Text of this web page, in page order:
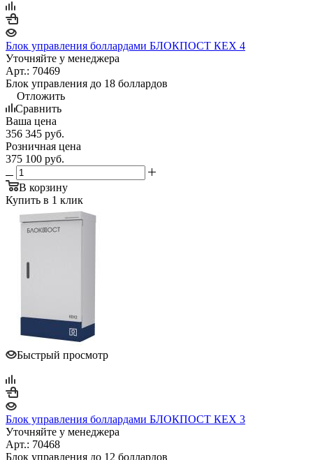
Блок управления боллардами БЛОКПОСТ КЕХ 4
Уточняйте у менеджера
Арт.: 70469
Блок управления до 18 боллардов
Отложить
Сравнить
Ваша цена
356 345 руб.
Розничная цена
375 100 руб.
В корзину
Купить в 1 клик
Быстрый просмотр
Блок управления боллардами БЛОКПОСТ КЕХ 3
Уточняйте у менеджера
Арт.: 70468
Блок управления до 12 боллардов